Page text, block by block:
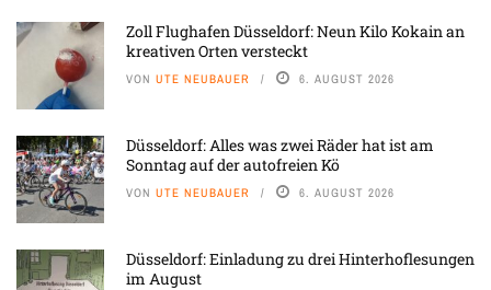
Zoll Flughafen Düsseldorf: Neun Kilo Kokain an
kreativen Orten versteckt
VON UTE NEUBAUER 6. AUGUST 2026
Düsseldorf: Alles was zwei Räder hat ist am
Sonntag auf der autofreien Kö
VON UTE NEUBAUER 6. AUGUST 2026
Düsseldorf: Einladung zu drei Hinterhoflesungen
im August